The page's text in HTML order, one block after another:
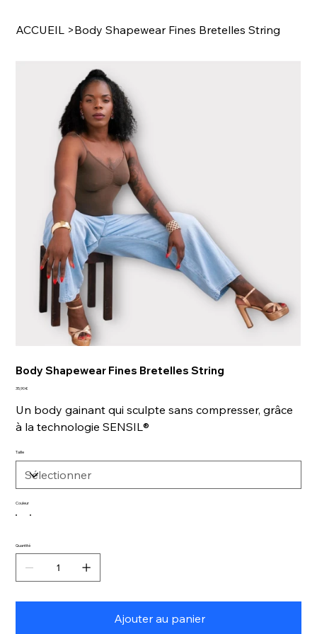
ACCUEIL >Body Shapewear Fines Bretelles String
Body Shapewear Fines Bretelles String
Prix
35,90 €
Un body gainant qui sculpte sans compresser, grâce
à la technologie SENSIL®
Taille
Couleur
Quantité
Ajouter au panier